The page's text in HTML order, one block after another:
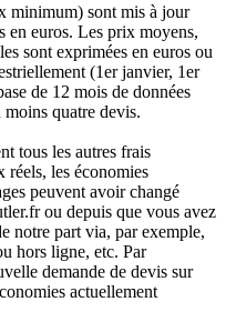
sont mis à jour
en euros. Les prix moyens,
sont exprimées en euros ou
(1er janvier, 1er
de 12 mois de données
moins quatre devis.
tous les autres frais
les économies
peuvent avoir changé
ou depuis que vous avez
notre part via, par exemple,
hors ligne, etc. Par
demande de devis sur
actuellement